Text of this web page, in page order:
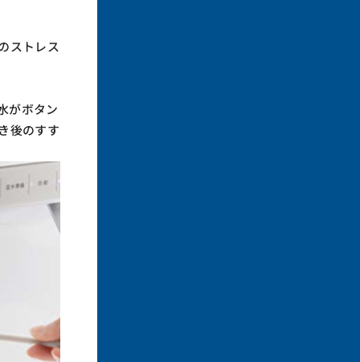
ストレス
がボタン
後のすす